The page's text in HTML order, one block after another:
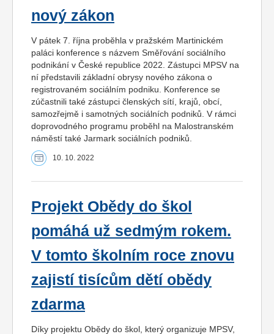
nový zákon
V pátek 7. října proběhla v pražském Martinickém
paláci konference s názvem Směřování sociálního
podnikání v České republice 2022. Zástupci MPSV na
ní představili základní obrysy nového zákona o
registrovaném sociálním podniku. Konference se
zúčastnili také zástupci členských sítí, krajů, obcí,
samozřejmě i samotných sociálních podniků. V rámci
doprovodného programu proběhl na Malostranském
náměstí také Jarmark sociálních podniků.
10. 10. 2022
Projekt Obědy do škol
pomáhá už sedmým rokem.
V tomto školním roce znovu
zajistí tisícům dětí obědy
zdarma
Díky projektu Obědy do škol, který organizuje MPSV,